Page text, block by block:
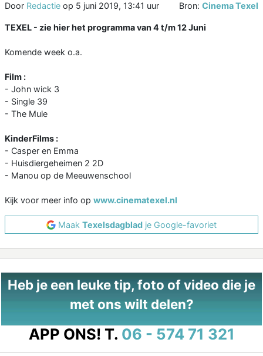
Door Redactie op 5 juni 2019, 13:41 uur Bron: Cinema Texel
TEXEL - zie hier het programma van 4 t/m 12 Juni
Komende week o.a.
Film :
- John wick 3
- Single 39
- The Mule
KinderFilms :
- Casper en Emma
- Huisdiergeheimen 2 2D
- Manou op de Meeuwenschool
Kijk voor meer info op www.cinematexel.nl
Maak Texelsdagblad je Google-favoriet
Heb je een leuke tip, foto of video die je
met ons wilt delen?
APP ONS! T. 06 - 574 71 321